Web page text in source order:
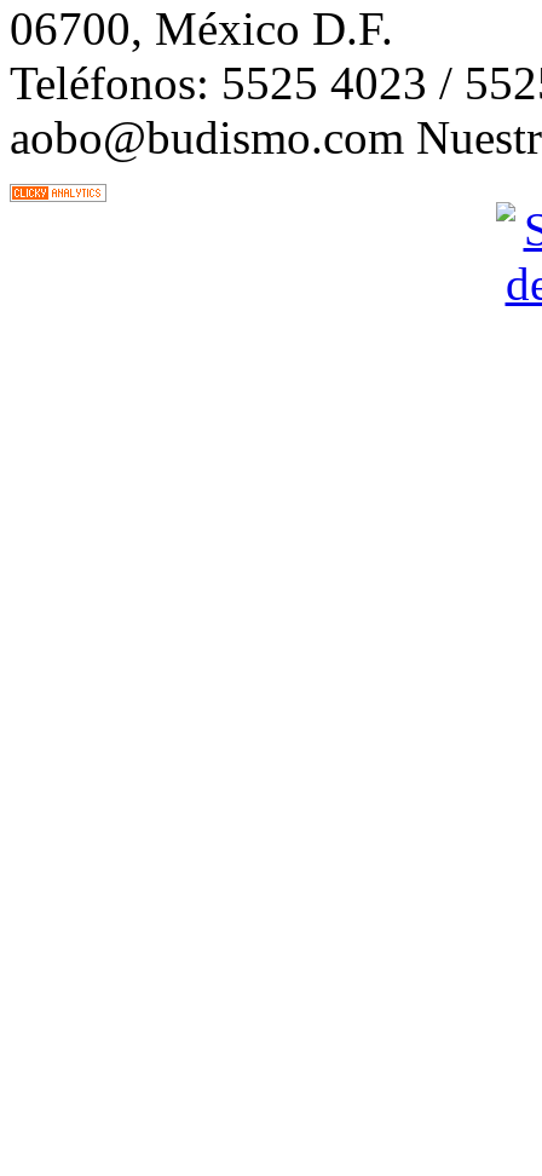
06700, México D.F.
Teléfonos: 5525 4023 /
aobo@budismo.com